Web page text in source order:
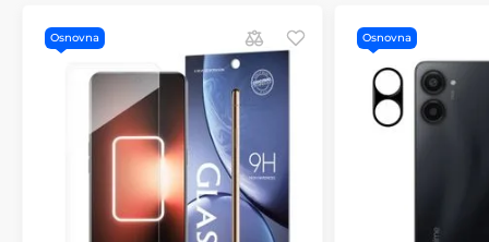
Osnovna Osnovna